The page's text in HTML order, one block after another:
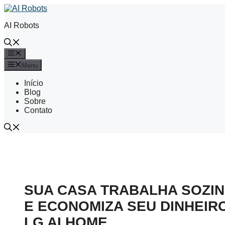
Pular
o
AI Robots
Menu
Início
Blog
Sobre
Contato
SUA CASA TRABALHA
E ECONOMIZA SEU